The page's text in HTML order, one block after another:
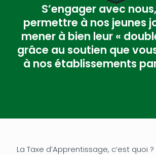
S’engager avec
permettre à nos jeunes
mener à bien leur «
grâce au soutien que
à nos établissements
La Taxe d’Apprentissage, c’est quoi ?